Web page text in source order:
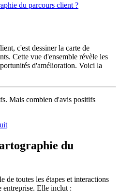
du parcours client ?
c'est dessiner la carte de
Cette vue d'ensemble révèle les
d'amélioration. Voici la
Mais combien d'avis positifs
du
de toutes les étapes et interactions
entreprise. Elle inclut :